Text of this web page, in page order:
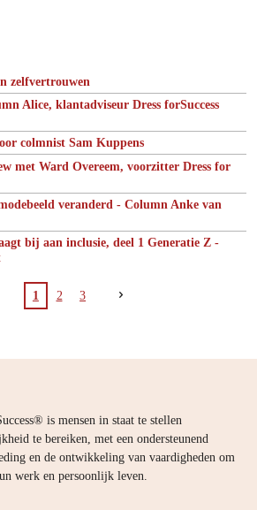
zelfvertrouwen
Alice, klantadviseur Dress forSuccess
colmnist Sam Kuppens
met Ward Overeem, voorzitter Dress for
veranderd - Column Anke van
bij aan inclusie, deel 1 Generatie Z -
1 2 3
is mensen in staat te stellen
te bereiken, met een ondersteunend
en de ontwikkeling van vaardigheden om
werk en persoonlijk leven.